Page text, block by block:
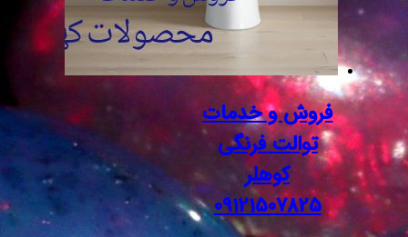
فروش و خدمات
توالت فرنگی
کوهلر
09121507825